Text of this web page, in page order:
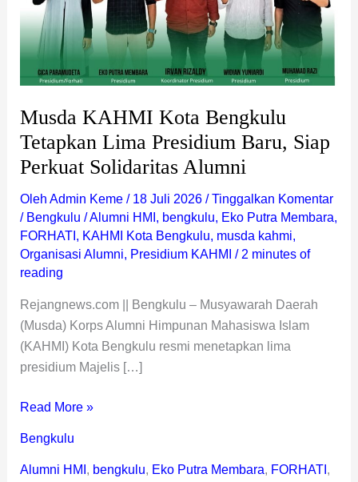
Musda KAHMI Kota Bengkulu
Tetapkan Lima Presidium Baru, Siap
Perkuat Solidaritas Alumni
Oleh Admin Keme / 18 Juli 2026 /Tinggalkan Komentar
/ Bengkulu /Alumni HMI , bengkulu, Eko Putra Membara,
FORHATI , KAHMI Kota Bengkulu, musda kahmi,
Organisasi Alumni, Presidium KAHMI / 2 minutes of
reading
Rejangnews.com || Bengkulu – Musyawarah Daerah
(Musda) Korps Alumni Himpunan Mahasiswa Islam
(KAHMI) Kota Bengkulu resmi menetapkan lima
presidium Majelis […]
Perkuat
Solidaritas
Alumni
Read More »
Bengkulu
Alumni HMI , bengkulu, Eko Putra Membara, FORHATI ,